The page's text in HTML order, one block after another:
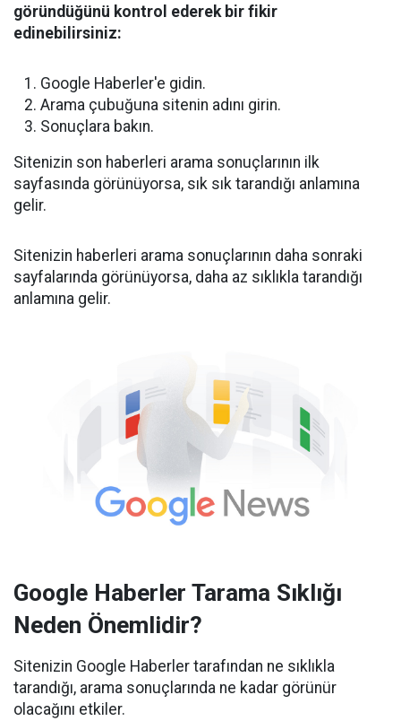
göründüğünü kontrol ederek bir fikir
edinebilirsiniz:
Google Haberler'e gidin.
Arama çubuğuna sitenin adını girin.
Sonuçlara bakın.
Sitenizin son haberleri arama sonuçlarının ilk
sayfasında görünüyorsa, sık sık tarandığı anlamına
gelir.
Sitenizin haberleri arama sonuçlarının daha sonraki
sayfalarında görünüyorsa, daha az sıklıkla tarandığı
anlamına gelir.
Google Haberler Tarama Sıklığı
Neden Önemlidir?
Sitenizin Google Haberler tarafından ne sıklıkla
tarandığı, arama sonuçlarında ne kadar görünür
olacağını etkiler.